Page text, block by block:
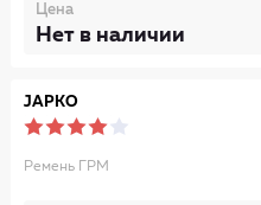
Цена
Нет в наличии
JAPKO
Ремень ГРМ